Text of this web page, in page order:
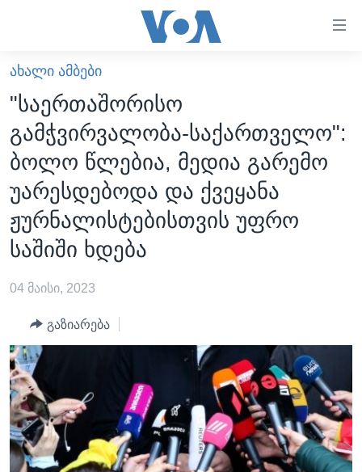
ხელმისაწვდომობისთვის
გადადით
მთავარზე
გადადით
მთავარ
ნავიგაციაზე
გადადით
ძიებაზე
ᲐᲮᲐᲚᲘ ᲐᲛᲑᲔᲑᲘ
ᲡᲐᲥᲐᲠᲗᲕᲔᲚᲝ
ᲐᲨᲨ
ᲐᲨᲨ-ᲘᲡ ᲐᲠᲩᲔᲕᲜᲔᲑᲘ 2024
ᲛᲡᲝᲤᲚᲘᲝ
ᲕᲘᲓᲔᲝᲔᲑᲘ
ᲒᲐᲓᲐᲪᲔᲛᲔᲑᲘ
ᲕᲐᲨᲘᲜᲒᲢᲝᲜᲘ ᲓᲦᲔᲡ
ᲮᲔᲓᲕᲐ ᲕᲐᲨᲘᲜᲒᲢᲝᲜᲘᲓᲐᲜ
ᲡᲢᲣᲓᲘᲐ ᲕᲐᲨᲘᲜᲒᲢᲝᲜᲘ
ᲡᲮᲕᲐ ᲡᲘᲐᲮᲚᲔᲔᲑᲘ
ᲞᲝᲚᲘᲢᲘᲙᲐ
ᲔᲙᲝᲜᲝᲛᲘᲙᲐ
ᲯᲐᲜᲛᲠᲗᲔᲚᲝᲑᲐ
ᲛᲔᲪᲜᲘᲔᲠᲔᲑᲐ
ᲘᲜᲢᲔᲠᲕᲘᲣ
ᲠᲣᲡᲔᲗᲘᲡ ᲨᲔᲭᲠᲐ ᲣᲙᲠᲐᲘᲜᲐᲨᲘ
Learning English
ᲗᲕᲐᲚᲘ ᲒᲕᲐᲓᲔᲕᲜᲔᲗ
ᲐᲮᲐᲚᲘ ᲐᲛᲑᲔᲑᲘ
"საერთაშორისო
გამჭვირვალობა-საქართველო":
ბოლო წლებია, მედია გარემო
უარესდებოდა და ქვეყანა
ჟურნალისტებისთვის უფრო
საშიში ხდება
04 მაისი, 2023
გაზიარება